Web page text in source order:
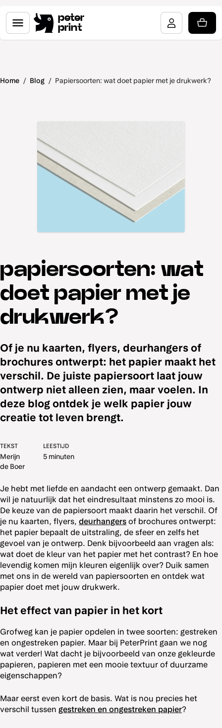
peter
print
Home / Blog / Papiersoorten: wat doet papier met je drukwerk?
papiersoorten: wat
doet papier met je
drukwerk?
Of je nu kaarten, flyers, deurhangers of
brochures ontwerpt: het papier maakt het
verschil. De juiste papiersoort laat jouw
ontwerp niet alleen zien, maar voelen. In
deze blog ontdek je welk papier jouw
creatie tot leven brengt.
TEKST
Merijn
de Boer
LEESTIJD
5 minuten
Je hebt met liefde en aandacht een ontwerp gemaakt. Dan
wil je natuurlijk dat het eindresultaat minstens zo mooi is.
De keuze van de papiersoort maakt daarin het verschil. Of
je nu kaarten, flyers, deurhangers of brochures ontwerpt:
het papier bepaalt de uitstraling, de sfeer en zelfs het
gevoel van je ontwerp. Denk bijvoorbeeld aan vragen als:
wat doet de kleur van het papier met het contrast? En hoe
levendig komen mijn kleuren eigenlijk over? Duik samen
met ons in de wereld van papiersoorten en ontdek wat
papier doet met jouw drukwerk.
Het effect van papier in het kort
Grofweg kan je papier opdelen in twee soorten: gestreken
en ongestreken papier. Maar bij PeterPrint gaan we nog
wat verder! Wat dacht je bijvoorbeeld van onze gekleurde
papieren, papieren met een mooie textuur of duurzame
eigenschappen?
Maar eerst even kort de basis. Wat is nou precies het
verschil tussen gestreken en ongestreken papier?